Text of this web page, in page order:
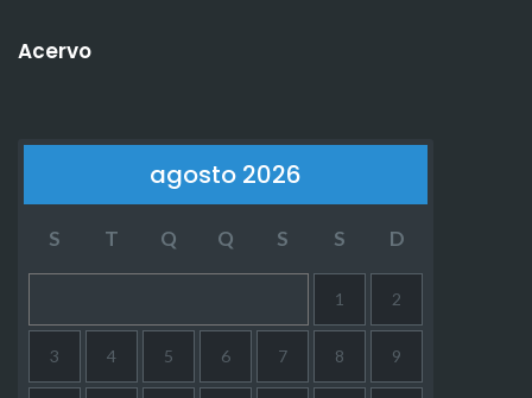
Acervo
agosto 2026
S T Q Q S S D
1 2
3 4 5 6 7 8 9